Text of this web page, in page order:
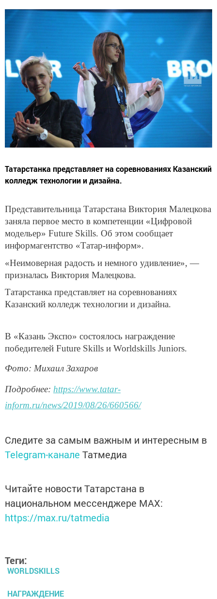
Татарстанка представляет на соревнованиях Казанский
колледж технологии и дизайна.
Представительница Татарстана Виктория Малецкова
заняла первое место в компетенции «Цифровой
модельер» Future Skills. Об этом сообщает
информагентство «Татар-информ».
«Неимоверная радость и немного удивление», —
призналась Виктория Малецкова.
Татарстанка представляет на соревнованиях
Казанский колледж технологии и дизайна.
В «Казань Экспо» состоялось награждение
победителей Future Skills и Worldskills Juniors.
Фото: Михаил Захаров
Подробнее: https://www.tatar-
inform.ru/news/2019/08/26/660566/
Следите за самым важным и интересным в
Telegram-канале Татмедиа
Читайте новости Татарстана в
национальном мессенджере MАХ:
https://max.ru/tatmedia
Теги:
WORLDSKILLS
НАГРАЖДЕНИЕ